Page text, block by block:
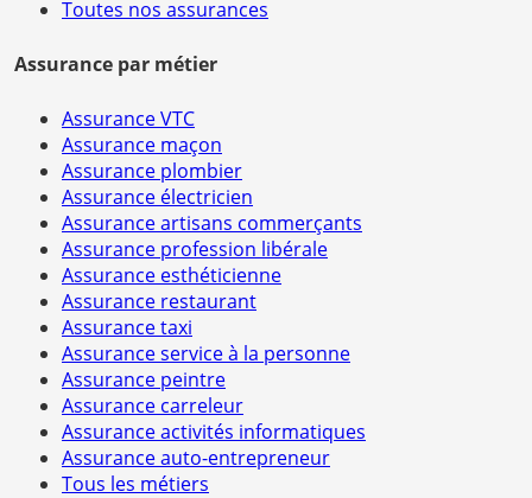
Toutes nos assurances
Assurance par métier
Assurance VTC
Assurance maçon
Assurance plombier
Assurance électricien
Assurance artisans commerçants
Assurance profession libérale
Assurance esthéticienne
Assurance restaurant
Assurance taxi
Assurance service à la personne
Assurance peintre
Assurance carreleur
Assurance activités informatiques
Assurance auto-entrepreneur
Tous les métiers